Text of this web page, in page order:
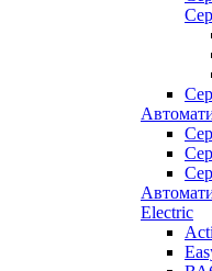
Electric